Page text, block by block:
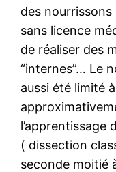
des
sans licence
de réaliser des
“internes”… Le
aussi été limité
l’apprentissage
( dissection
seconde moitié